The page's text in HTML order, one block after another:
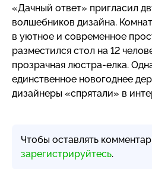
«Дачный ответ» пригласил
волшебников дизайна.
в уютное и современное
разместился стол на 12
прозрачная люстра-елка.
единственное новогоднее
дизайнеры «спрятали» в
Чтобы оставлять
зарегистрируйтесь.